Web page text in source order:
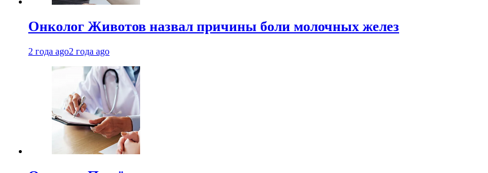
Онколог Животов назвал причины боли молочных желез
2 года ago2 года ago